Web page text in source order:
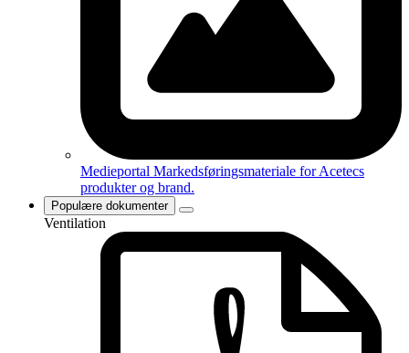
Medieportal Markedsføringsmateriale for Acetecs
produkter og brand.
Populære dokumenter
Ventilation